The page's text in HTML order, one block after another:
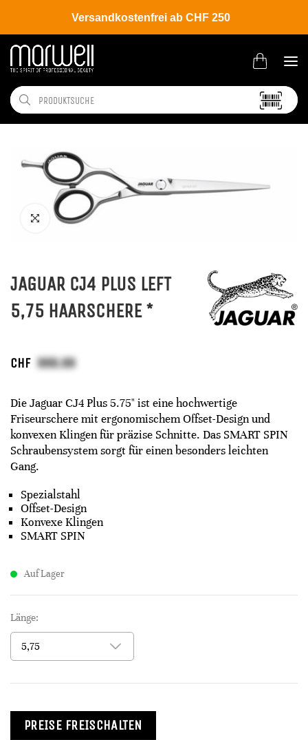
Versandkostenfrei ab CHF 250
Shop Brands Jaguar Silver Line
JAGUAR CJ4 PLUS LEFT
5,75 HAARSCHERE *
CHF
Die Jaguar CJ4 Plus 5.75" ist eine hochwertige
Friseurschere mit ergonomischem Offset-Design und
konvexen Klingen für präzise Schnitte. Das SMART SPIN
Schraubensystem sorgt für einen besonders leichten
Gang.
Spezialstahl
Offset-Design
Konvexe Klingen
SMART SPIN
Auf Lager
Länge:
PREISE FREISCHALTEN